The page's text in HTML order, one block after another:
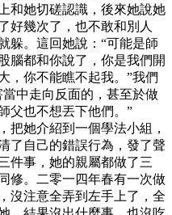
和她切磋認識，後來她說她
好幾次了，也不敢和別人
躲。這回她說：“可能是師
腦都和你說了，你是我們開
，你不能瞧不起我。”我們
中走向反面的，甚至於做
父也不想丟下他們。”
把她介紹到一個學法小組，
了自己的錯誤行為，發了聲
件事，她的親屬都做了三
修。二零一四年春有一次做
沒注意全弄到左手上了，全